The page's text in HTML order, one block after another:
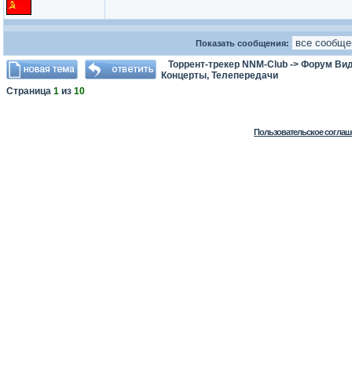
Показать сообщения:
Торрент-трекер NNM-Club -> Форум
Концерты, Телепередачи
Страница 1 из 10
Пользовательское